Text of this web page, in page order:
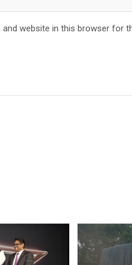
and website in this browser for